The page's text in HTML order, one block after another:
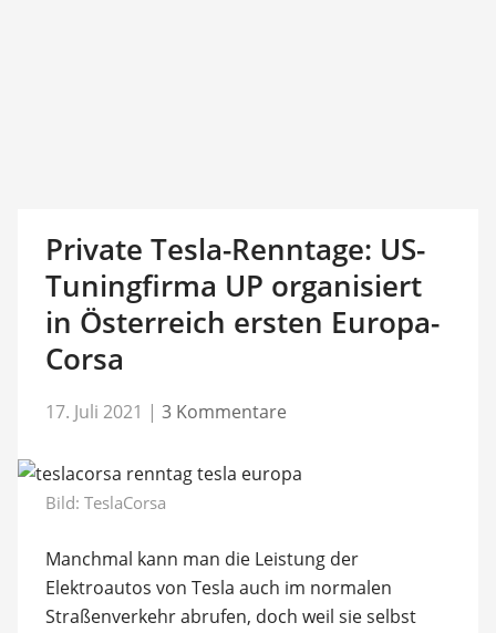
Private Tesla-Renntage: US-
Tuningfirma UP organisiert
in Österreich ersten Europa-
Corsa
17. Juli 2021 | 3 Kommentare
Bild: TeslaCorsa
Manchmal kann man die Leistung der
Elektroautos von Tesla auch im normalen
Straßenverkehr abrufen, doch weil sie selbst